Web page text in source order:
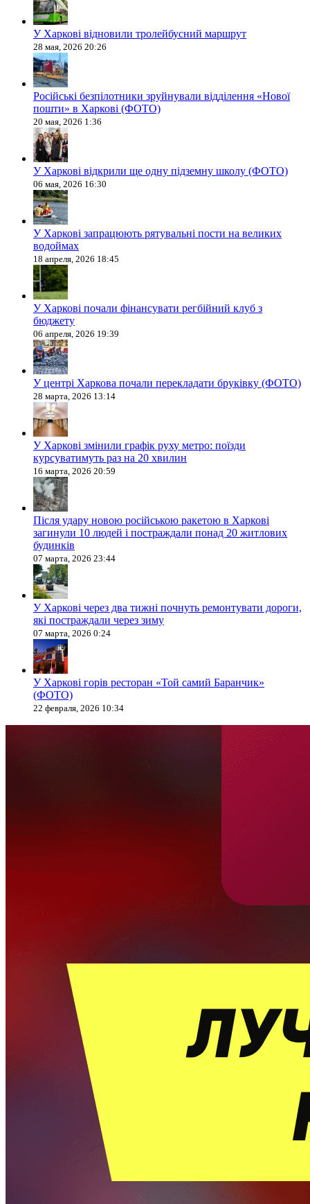
У Харкові відновили тролейбусний маршрут
28 мая, 2026 20:26
Російські безпілотники зруйнували відділення «Нової
пошти» в Харкові (ФОТО)
20 мая, 2026 1:36
У Харкові відкрили ще одну підземну школу (ФОТО)
06 мая, 2026 16:30
У Харкові запрацюють рятувальні пости на великих
водоймах
18 апреля, 2026 18:45
У Харкові почали фінансувати регбійний клуб з
бюджету
06 апреля, 2026 19:39
У центрі Харкова почали перекладати бруківку (ФОТО)
28 марта, 2026 13:14
У Харкові змінили графік руху метро: поїзди
курсуватимуть раз на 20 хвилин
16 марта, 2026 20:59
Після удару новою російською ракетою в Харкові
загинули 10 людей і постраждали понад 20 житлових
будинків
07 марта, 2026 23:44
У Харкові через два тижні почнуть ремонтувати дороги,
які постраждали через зиму
07 марта, 2026 0:24
У Харкові горів ресторан «Той самий Баранчик»
(ФОТО)
22 февраля, 2026 10:34